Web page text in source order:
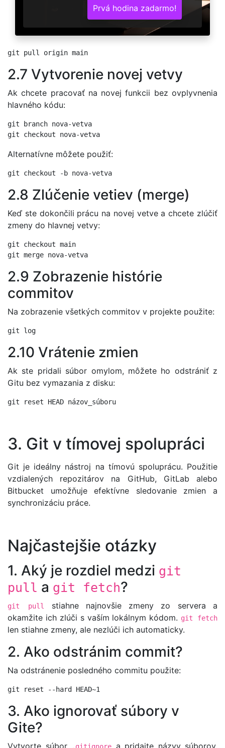
Prvá hodina zadarmo!
2.7 Vytvorenie novej vetvy
Ak chcete pracovať na novej funkcii bez ovplyvnenia
hlavného kódu:
git branch nova-vetva
Alternatívne môžete použiť:
2.8 Zlúčenie vetiev (merge)
Keď ste dokončili prácu na novej vetve a chcete zlúčiť
zmeny do hlavnej vetvy:
git checkout main
2.9 Zobrazenie histórie
commitov
Na zobrazenie všetkých commitov v projekte použite:
2.10 Vrátenie zmien
Ak ste pridali súbor omylom, môžete ho odstrániť z
Gitu bez vymazania z disku:
3. Git v tímovej spolupráci
Git je ideálny nástroj na tímovú spoluprácu. Použitie
vzdialených repozitárov na GitHub, GitLab alebo
Bitbucket umožňuje efektívne sledovanie zmien a
synchronizáciu práce.
Najčastejšie otázky
1. Aký je rozdiel medzi git
pull a git fetch?
git pull
stiahne najnovšie zmeny zo servera a
okamžite ich zlúči s vaším lokálnym kódom. git fetch
len stiahne zmeny, ale nezlúči ich automaticky.
2. Ako odstránim commit?
Na odstránenie posledného commitu použite:
3. Ako ignorovať súbory v
Gite?